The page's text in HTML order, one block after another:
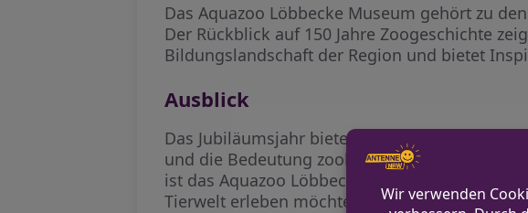
Das Aquazoo Löbbecke Museum gehört zu
Der Rückblick auf 150 Jahre Zoogeschichte
Bildungslandschaft der Region und bietet
Ausblick
Das Jubiläumsjahr bietet zahlreiche
und die Bedeutung zoologischer
ist das Aquazoo Löbbecke Museum im Mai
Tierwelt erleben möchten.